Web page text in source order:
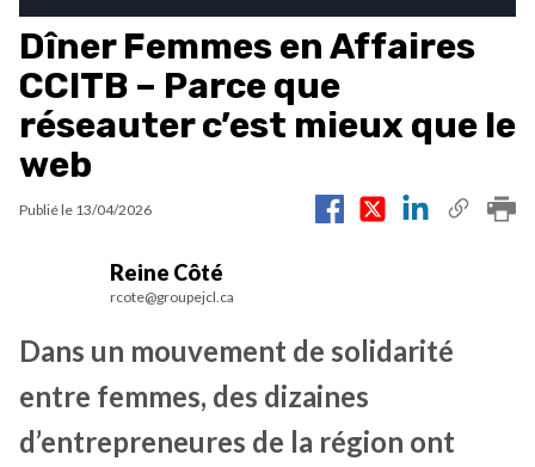
Dîner Femmes en Affaires
CCITB – Parce que
réseauter c’est mieux que le
web
Publié le 13/04/2026
Reine Côté
rcote@groupejcl.ca
Dans un mouvement de solidarité
entre femmes, des dizaines
d’entrepreneures de la région ont